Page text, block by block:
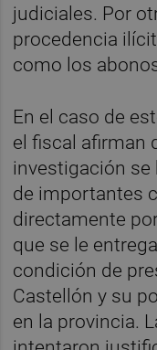
judiciales. Por
procedencia
como los
En el caso de
el fiscal afirman
investigación se
de importantes
directamente
que se le
condición de
Castellón y su
en la provincia.